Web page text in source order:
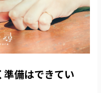
備はできてい